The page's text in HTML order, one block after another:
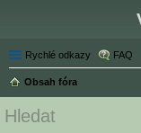
Rychlé odkazy FAQ
Obsah fóra
Hledat